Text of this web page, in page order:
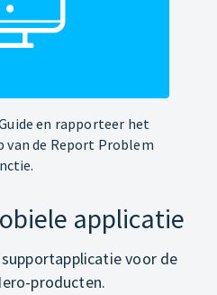
en rapporteer het
de Report Problem
applicatie
voor de
producten.